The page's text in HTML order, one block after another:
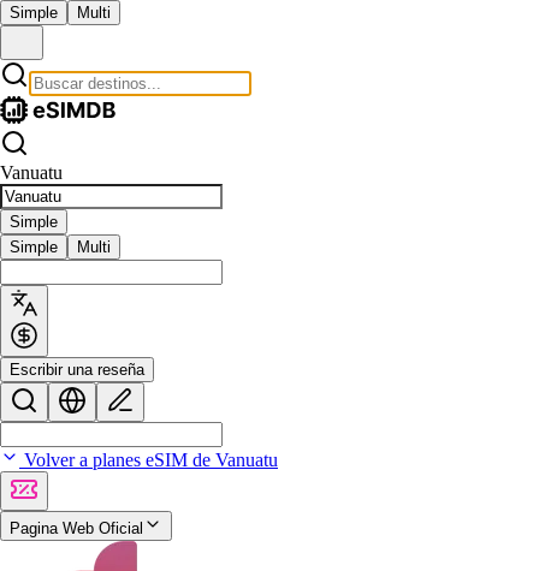
Simple Multi
Vanuatu
Simple
Simple
Multi
Escribir una reseña
Volver a planes eSIM de Vanuatu
Pagina Web Oficial